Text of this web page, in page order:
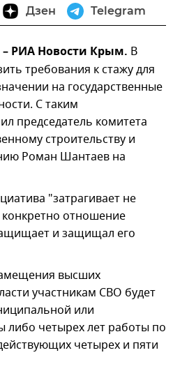
Дзен Telegram
РИА Новости Крым. В
требования к стажу для
на государственные
С таким
председатель комитета
строительству и
Роман Шантаев на
"затрагивает не
отношение
и защищал его
высших
участникам СВО будет
или
либо четырех лет работы по
четырех и пяти